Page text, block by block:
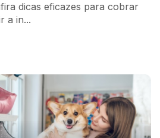
dicas eficazes para cobrar
a in...